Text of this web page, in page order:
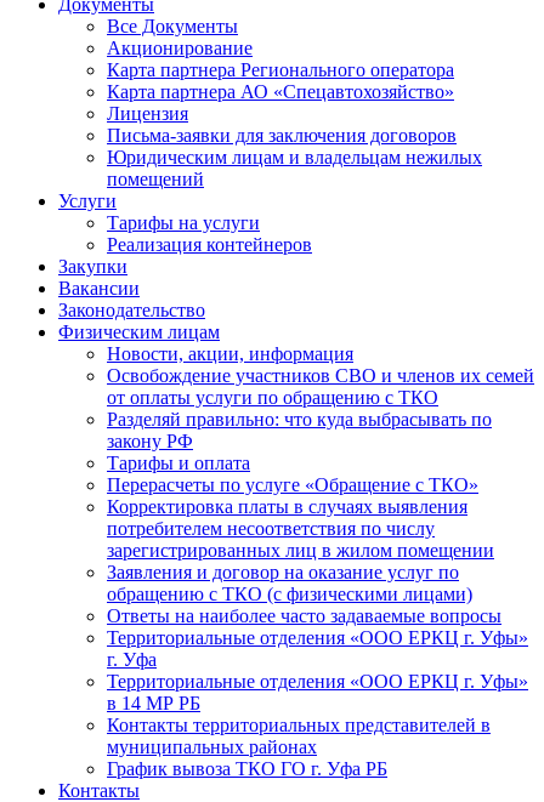
Все Документы
Акционирование
Карта партнера Регионального оператора
Карта партнера АО «Спецавтохозяйство»
Лицензия
Письма-заявки для заключения договоров
Юридическим лицам и владельцам нежилых
помещений
Услуги
Тарифы на услуги
Реализация контейнеров
Закупки
Вакансии
Законодательство
Физическим лицам
Новости, акции, информация
Освобождение участников СВО и членов их семей
от оплаты услуги по обращению с ТКО
Разделяй правильно: что куда выбрасывать по
закону РФ
Тарифы и оплата
Перерасчеты по услуге «Обращение с ТКО»
Корректировка платы в случаях выявления
потребителем несоответствия по числу
зарегистрированных лиц в жилом помещении
Заявления и договор на оказание услуг по
обращению с ТКО (с физическими лицами)
Ответы на наиболее часто задаваемые вопросы
Территориальные отделения «ООО ЕРКЦ г. Уфы»
г. Уфа
Территориальные отделения «ООО ЕРКЦ г. Уфы»
в 14 МР РБ
Контакты территориальных представителей в
муниципальных районах
График вывоза ТКО ГО г. Уфа РБ
Контакты